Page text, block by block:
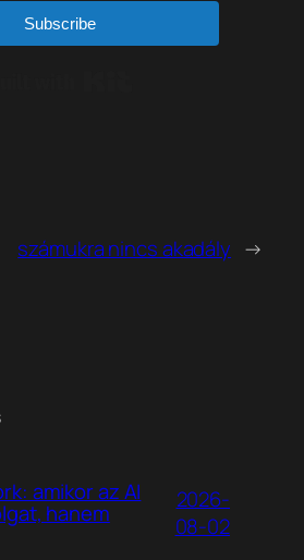
Subscribe
számukra nincs akadály →
amikor az AI
hanem
2026-
08-02